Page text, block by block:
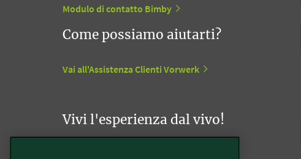
Modulo di contatto Bimby
Come possiamo aiutarti?
Vai all'Assistenza Clienti Vorwerk
Vivi l'esperienza dal vivo!